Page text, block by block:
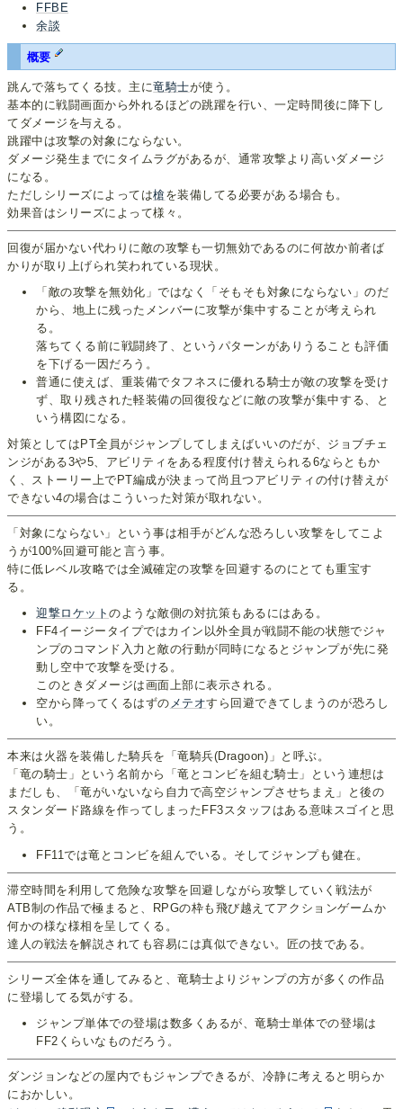
FFBE
余談
概要
跳んで落ちてくる技。主に竜騎士が使う。
基本的に戦闘画面から外れるほどの跳躍を行い、一定時間後に降下し
てダメージを与える。
跳躍中は攻撃の対象にならない。
ダメージ発生までにタイムラグがあるが、通常攻撃より高いダメージ
になる。
ただしシリーズによっては槍 を装備してる必要がある場合も。
効果音はシリーズによって様々。
回復が届かない代わりに敵の攻撃も一切無効であるのに何故か前者ば
かりが取り上げられ笑われている現状。
「敵の攻撃を無効化」ではなく「そもそも対象にならない」のだ
から、地上に残ったメンバーに攻撃が集中することが考えられ
る。
落ちてくる前に戦闘終了、というパターンがありうることも評価
を下げる一因だろう。
普通に使えば、重装備でタフネスに優れる騎士が敵の攻撃を受け
ず、取り残された軽装備の回復役などに敵の攻撃が集中する、と
いう構図になる。
対策としてはPT全員がジャンプしてしまえばいいのだが、ジョブチェ
ンジがある3や5、アビリティをある程度付け替えられる6ならともか
く、ストーリー上でPT編成が決まって尚且つアビリティの付け替えが
できない4の場合はこういった対策が取れない。
「対象にならない」という事は相手がどんな恐ろしい攻撃をしてこよ
うが100%回避可能と言う事。
特に低レベル攻略では全滅確定の攻撃を回避するのにとても重宝す
る。
迎撃ロケットのような敵側の対抗策もあるにはある。
FF4イージータイプではカイン以外全員が戦闘不能の状態でジャ
ンプのコマンド入力と敵の行動が同時になるとジャンプが先に発
動し空中で攻撃を受ける。
このときダメージは画面上部に表示される。
空から降ってくるはずの メテオすら回避できてしまうのが恐ろし
い。
本来は火器を装備した騎兵を「竜騎兵(Dragoon)」と呼ぶ。
「竜の騎士」という名前から「竜とコンビを組む騎士」という連想は
まだしも、「竜がいないなら自力で高空ジャンプさせちまえ」と後の
スタンダード路線を作ってしまったFF3スタッフはある意味スゴイと思
う。
FF11では竜とコンビを組んでいる。そしてジャンプも健在。
滞空時間を利用して危険な攻撃を回避しながら攻撃していく戦法が
ATB制の作品で極まると、RPGの枠も飛び越えてアクションゲームか
何かの様な様相を呈してくる。
達人の戦法を解説されても容易には真似できない。匠の技である。
シリーズ全体を通してみると、竜騎士よりジャンプの方が多くの作品
に登場してる気がする。
ジャンプ単体での登場は数多くあるが、竜騎士単体での登場は
FF2くらいなものだろう。
ダンジョンなどの屋内でもジャンプできるが、冷静に考えると明らか
におかしい。